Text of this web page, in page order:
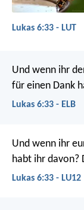
Lukas 6:33 - LUT
Und wenn ihr
für einen Dank
Lukas 6:33 - ELB
Und wenn ihr
habt ihr davon?
Lukas 6:33 - LU12